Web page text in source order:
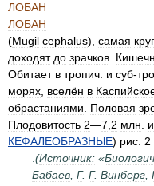
ЛОБАН
ЛОБАН
(Mugil cephalus), самая
доходят до зрачков
Обитает в тропич и суб-
морях вселён в
обрастаниями
Половая
Плодовитость 2—7 2 млн
КЕФАЛЕОБРАЗНЫЕ) рис 2
(Источник: «
Бабаев Г. Г. Винберг